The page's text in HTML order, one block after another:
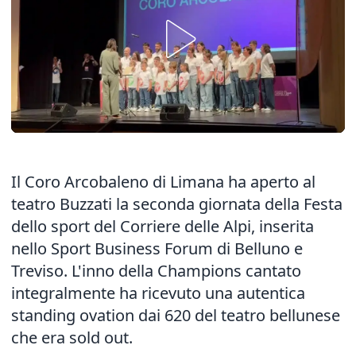
Il Coro Arcobaleno di Limana ha aperto al
teatro Buzzati la seconda giornata della Festa
dello sport del Corriere delle Alpi, inserita
nello Sport Business Forum di Belluno e
Treviso. L'inno della Champions cantato
integralmente ha ricevuto una autentica
standing ovation dai 620 del teatro bellunese
che era sold out.